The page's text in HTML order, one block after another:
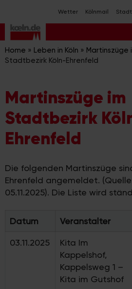
Inhalt
springen
Wetter Kölnmail
Home » Leben in Köln » Martinszüge
Stadtbezirk Köln-Ehrenfeld
Martinszüge im
Stadtbezirk
Ehrenfeld
Die folgenden Martinszüge
Ehrenfeld angemeldet.
05.11.2025). Die Liste wird
Datum Veranstalter
03.11.2025
Kita Im
Kappelshof,
Kappelsweg 1 –
Kita im Gutshof